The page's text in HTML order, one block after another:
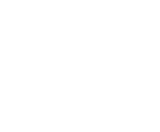
de garantía
sobre nuestras garantías.